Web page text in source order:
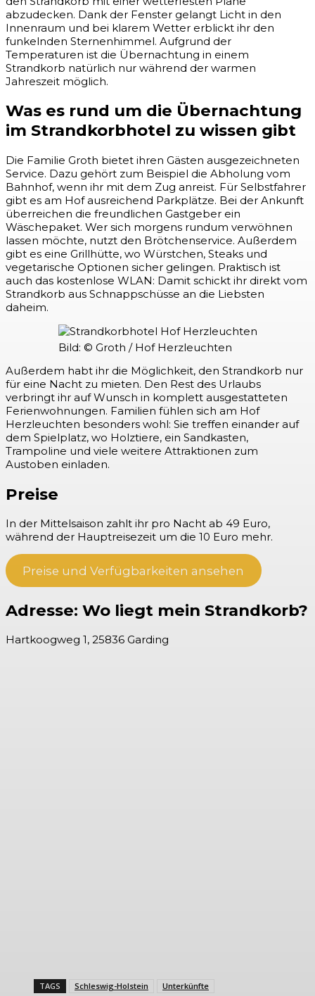
abzudecken. Dank der Fenster gelangt Licht in den
Innenraum und bei klarem Wetter erblickt ihr den
funkelnden Sternenhimmel. Aufgrund der
Temperaturen ist die Übernachtung in einem
Strandkorb natürlich nur während der warmen
Jahreszeit möglich.
Was es rund um die Übernachtung
im Strandkorbhotel zu wissen gibt
Die Familie Groth bietet ihren Gästen ausgezeichneten
Service. Dazu gehört zum Beispiel die Abholung vom
Bahnhof, wenn ihr mit dem Zug anreist. Für Selbstfahrer
gibt es am Hof ausreichend Parkplätze. Bei der Ankunft
überreichen die freundlichen Gastgeber ein
Wäschepaket. Wer sich morgens rundum verwöhnen
lassen möchte, nutzt den Brötchenservice. Außerdem
gibt es eine Grillhütte, wo Würstchen, Steaks und
vegetarische Optionen sicher gelingen. Praktisch ist
auch das kostenlose WLAN: Damit schickt ihr direkt vom
Strandkorb aus Schnappschüsse an die Liebsten
daheim.
Bild: © Groth / Hof Herzleuchten
Außerdem habt ihr die Möglichkeit, den Strandkorb nur
für eine Nacht zu mieten. Den Rest des Urlaubs
verbringt ihr auf Wunsch in komplett ausgestatteten
Ferienwohnungen. Familien fühlen sich am Hof
Herzleuchten besonders wohl: Sie treffen einander auf
dem Spielplatz, wo Holztiere, ein Sandkasten,
Trampoline und viele weitere Attraktionen zum
Austoben einladen.
Preise
In der Mittelsaison zahlt ihr pro Nacht ab 49 Euro,
während der Hauptreisezeit um die 10 Euro mehr.
Preise und Verfügbarkeiten ansehen
Adresse: Wo liegt mein Strandkorb?
Hartkoogweg 1, 25836 Garding
TAGS Schleswig-Holstein Unterkünfte